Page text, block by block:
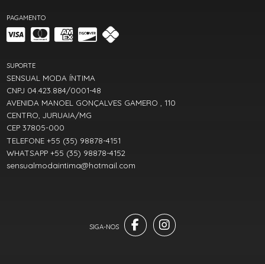
PAGAMENTO
SUPORTE
SENSUAL MODA ÍNTIMA
CNPJ 04.423.884/0001-48
AVENIDA MANOEL GONÇALVES GAMERO , 110
CENTRO, JURUAIA/MG
CEP 37805-000
TELEFONE +55 (35) 98878-4151
WHATSAPP +55 (35) 98878-4152
sensualmodaintima@hotmail.com